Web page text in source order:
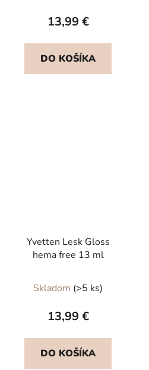
13,99 €
DO KOŠÍKA
Yvetten Lesk Gloss
hema free 13 ml
hodnotenie
produktu
5,0
z
Skladom (>5 ks)
13,99 €
DO KOŠÍKA